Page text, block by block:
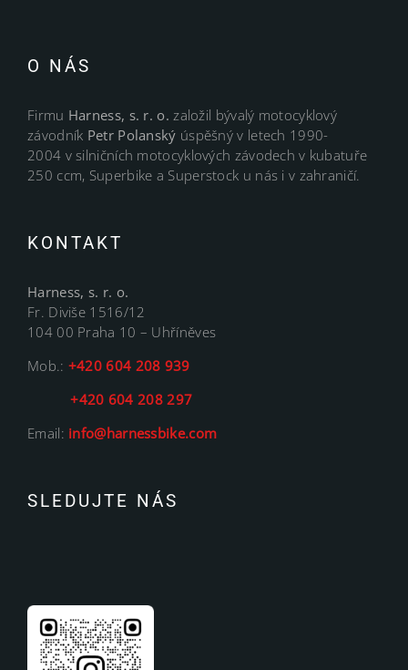
O NÁS
Firmu Harness, s. r. o.založil bývalý motocyklový
závodník Petr Polanský úspěšný v letech 1990-
2004 v silničních motocyklových závodech v kubatuře
250 ccm, Superbike a Superstock u nás i v zahraničí.
KONTAKT
Harness, s. r. o.
Fr. Diviše 1516/12
104 00 Praha 10 – Uhříněves
Mob.: +420 604 208 939
+420 604 208 297
Email: info@harnessbike.com
SLEDUJTE NÁS